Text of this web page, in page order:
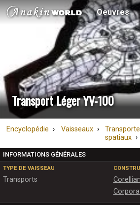
Oeuvres
Transport Léger YV-100
Encyclopédie Vaisseaux
spatiaux
INFORMATIONS GÉNÉRALES
TYPE DE VAISSEAU
Transports